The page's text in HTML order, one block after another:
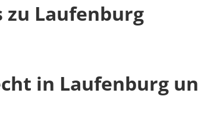
zu Laufenburg
in Laufenburg